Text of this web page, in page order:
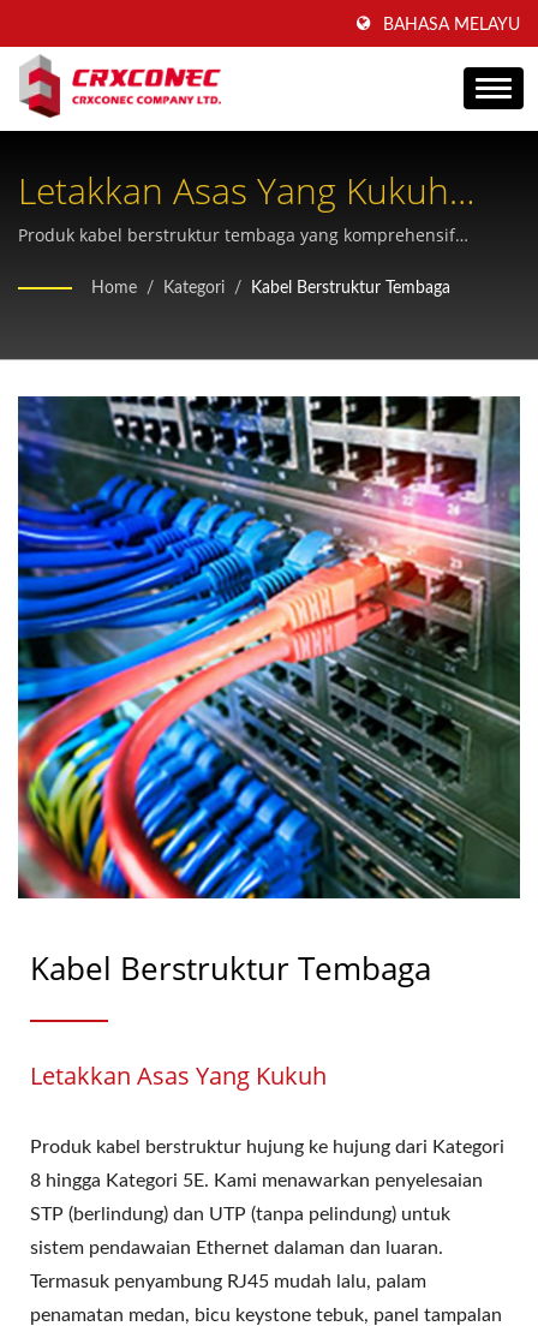
BAHASA MELAYU
Letakkan Asas Yang Kukuh
Dengan Penyelesaian Kabel
Tembaga Profesional
Produk kabel berstruktur tembaga yang komprehensif
tampalan yang diperakui untuk pematuhan piawaian global
Home / Kategori / Kabel Berstruktur Tembaga
Kabel Berstruktur Tembaga
Letakkan Asas Yang Kukuh
Produk kabel berstruktur hujung ke hujung dari Kategori
8 hingga Kategori 5E. Kami menawarkan penyelesaian
STP (berlindung) dan UTP (tanpa pelindung) untuk
sistem pendawaian Ethernet dalaman dan luaran.
Termasuk penyambung RJ45 mudah lalu, palam
penamatan medan, bicu keystone tebuk, panel tampalan